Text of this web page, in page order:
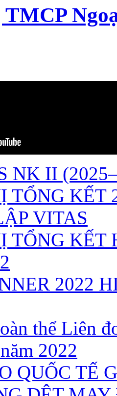
TMCP
NK II
TỔNG
VITAS
TỔNG KẾT
2022
thể Liên
2022
QUỐC TẾ